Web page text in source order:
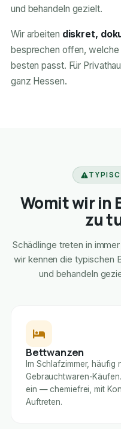
und behandeln gezielt.
Wir arbeiten diskret,
besprechen offen,
besten passt. Für
ganz Hessen.
Womit wir in
zu
Schädlinge treten in
wir kennen die typischen
und behandeln
Bettwanzen
Im Schlafzimmer, häufig
Gebrauchtwaren-
ein — chemiefrei, mit
Auftreten.